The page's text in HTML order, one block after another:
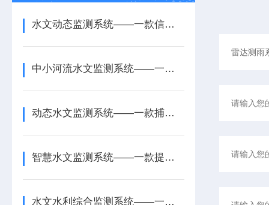
水文动态监测系统——一款信息化管理的水库水文监测系统2026+派+送
中小河流水文监测系统——一款防汛预案的水位雨量监测系统2026+派+送
动态水文监测系统——一款捕捉异常水情的在线水文监测系统2025+派+送
智慧水文监测系统——一款提供数据支撑的水文水情监测系统2025+派+送
水文水利综合监测系统——一款精准救援的变电站水文监测系统2025+派+送